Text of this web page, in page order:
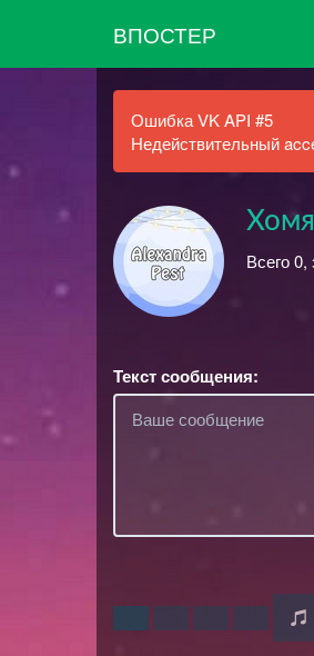
ВПОСТЕР
Ошибка VK API #5
Недействительный
Всего
Текст сообщения: